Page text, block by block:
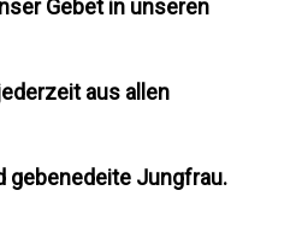
Gebet in unseren
aus allen
gebenedeite Jungfrau.